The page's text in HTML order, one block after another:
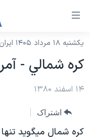
لینکهای
دسترسی
جهش
محتوای
جهش
به
نسخه سبک وب‌سایت
موضوع ها
ایران
آمریکا
برنامه های تلویزیونی
جدول برنامه ها
یکشنبه ۱۸ مرداد ۱۴۰۵ ایران ۱۰:۰۱
کره شمالي - آمريکا -
۱۴ اسفند ۱۳۸۰
اشتراک
کره شمال ميگويد